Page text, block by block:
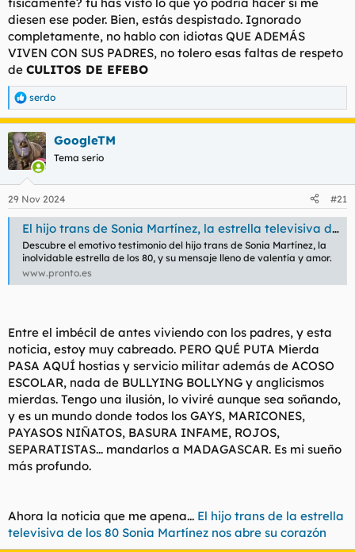
diesen ese poder. Bien, estás despistado. Ignorado
completamente, no hablo con idiotas QUE ADEMÁS
VIVEN CON SUS PADRES, no tolero esas faltas de respeto
de CULITOS DE EFEBO
R
e
a
c
c
i
e
s
serdo
GoogleTM
Tema serio
29 Nov 2024 #21
El hijo trans de Sonia Martínez, la estrella televisiva de los 80, nos abre su corazón
Descubre el emotivo testimonio del hijo trans de Sonia Martínez, la
inolvidable estrella de los 80, y su mensaje lleno de valentía y amor.
www.pronto.es
Entre el imbécil de antes viviendo con los padres, y esta
noticia, estoy muy cabreado. PERO QUÉ PUTA Mierda
PASA AQUÍ hostias y servicio militar además de ACOSO
ESCOLAR, nada de BULLYING BOLLYNG y anglicismos
mierdas. Tengo una ilusión, lo viviré aunque sea soñando,
y es un mundo donde todos los GAYS, MARICONES,
PAYASOS NIÑATOS, BASURA INFAME, ROJOS,
SEPARATISTAS... mandarlos a MADAGASCAR. Es mi sueño
más profundo.
Ahora la noticia que me apena... El hijo trans de la estrella
televisiva de los 80 Sonia Martínez nos abre su corazón